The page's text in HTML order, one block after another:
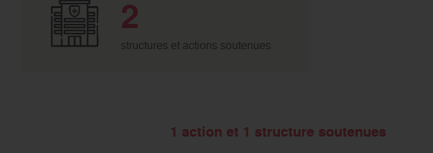
2
structures et actions soutenues
1 action et 1 structure soutenues